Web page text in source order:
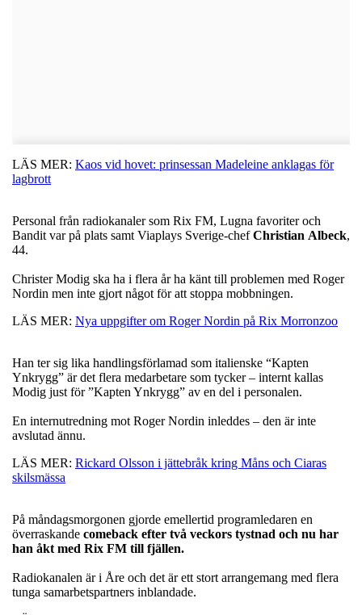
LÄS MER: Kaos vid hovet: prinsessan Madeleine anklagas för
lagbrott
Personal från radiokanaler som Rix FM, Lugna favoriter och
Bandit var på plats samt Viaplays Sverige-chefChristian Albeck,
44.
Christer Modig ska ha i flera år ha känt till problemen med Roger
Nordin men inte gjort något för att stoppa mobbningen.
LÄS MER: Nya uppgifter om Roger Nordin på Rix Morronzoo
Han ter sig lika handlingsförlamad som italienske “Kapten
Ynkrygg” är det flera medarbetare som tycker – internt kallas
Modig just för ”Kapten Ynkrygg” av en del i personalen.
En internutredning mot Roger Nordin inleddes – den är inte
avslutad ännu.
LÄS MER: Rickard Olsson i jättebråk kring Måns och Ciaras
skilsmässa
På måndagsmorgonen gjorde emellertid programledaren en
överraskande comeback efter två veckors tystnad och nu har
han åkt med Rix FM till fjällen.
Radiokanalen är i Åre och det är ett stort arrangemang med flera
tunga samarbetspartners inblandade.